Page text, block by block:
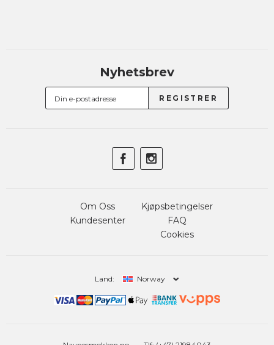
Nyhetsbrev
Om Oss
Kundesenter
Kjøpsbetingelser
FAQ
Cookies
Land: Norway